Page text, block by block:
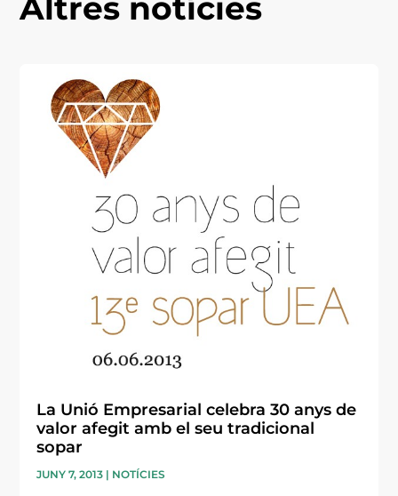
Altres notícies
La Unió Empresarial celebra 30 anys de
valor afegit amb el seu tradicional
sopar
JUNY 7, 2013 | NOTÍCIES